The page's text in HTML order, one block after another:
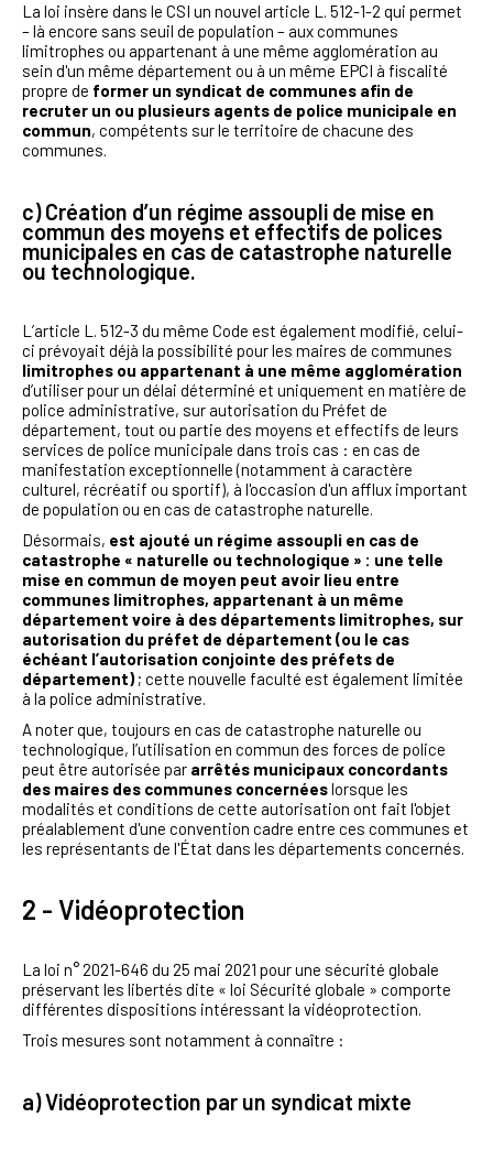
La loi insère dans le CSI un nouvel article L. 512-1-2 qui permet
– là encore sans seuil de population – aux communes
limitrophes ou appartenant à une même agglomération au
sein d'un même département ou à un même EPCI à fiscalité
propre de former un syndicat de communes afin de
recruter un ou plusieurs agents de police municipale en
commun, compétents sur le territoire de chacune des
communes.
c) Création d’un régime assoupli de mise en
commun des moyens et effectifs de polices
municipales en cas de catastrophe naturelle
ou technologique.
L’article L. 512-3 du même Code est également modifié, celui-
ci prévoyait déjà la possibilité pour les maires de communes
limitrophes ou appartenant à une même agglomération
d’utiliser pour un délai déterminé et uniquement en matière de
police administrative, sur autorisation du Préfet de
département, tout ou partie des moyens et effectifs de leurs
services de police municipale dans trois cas : en cas de
manifestation exceptionnelle (notamment à caractère
culturel, récréatif ou sportif), à l'occasion d'un afflux important
de population ou en cas de catastrophe naturelle.
Désormais, est ajouté un régime assoupli en cas de
catastrophe « naturelle ou technologique » : une telle
mise en commun de moyen peut avoir lieu entre
communes limitrophes, appartenant à un même
département voire à des départements limitrophes, sur
autorisation du préfet de département (ou le cas
échéant l’autorisation conjointe des préfets de
département); cette nouvelle faculté est également limitée
à la police administrative.
A noter que, toujours en cas de catastrophe naturelle ou
technologique, l’utilisation en commun des forces de police
peut être autorisée par arrêtés municipaux concordants
des maires des communes concernéeslorsque les
modalités et conditions de cette autorisation ont fait l'objet
préalablement d'une convention cadre entre ces communes et
les représentants de l'État dans les départements concernés.
2 - Vidéoprotection
La loi n° 2021-646 du 25 mai 2021 pour une sécurité globale
préservant les libertés dite « loi Sécurité globale » comporte
différentes dispositions intéressant la vidéoprotection.
Trois mesures sont notamment à connaître :
a) Vidéoprotection par un syndicat mixte